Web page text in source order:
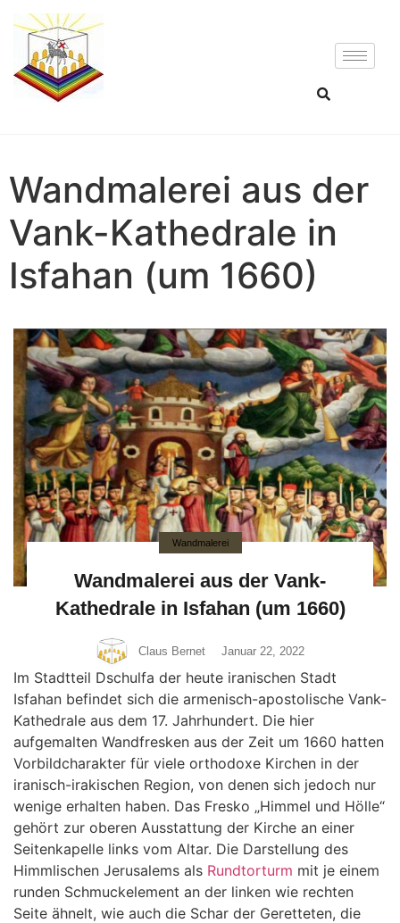
Wandmalerei aus der
Vank-Kathedrale in
Isfahan (um 1660)
Wandmalerei
Wandmalerei aus der Vank-
Kathedrale in Isfahan (um 1660)
Claus Bernet Januar 22, 2022
Im Stadtteil Dschulfa der heute iranischen Stadt
Isfahan befindet sich die armenisch-apostolische Vank-
Kathedrale aus dem 17. Jahrhundert. Die hier
aufgemalten Wandfresken aus der Zeit um 1660 hatten
Vorbildcharakter für viele orthodoxe Kirchen in der
iranisch-irakischen Region, von denen sich jedoch nur
wenige erhalten haben. Das Fresko „Himmel und Hölle“
gehört zur oberen Ausstattung der Kirche an einer
Seitenkapelle links vom Altar. Die Darstellung des
Himmlischen Jerusalems als Rundtorturm mit je einem
runden Schmuckelement an der linken wie rechten
Seite ähnelt, wie auch die Schar der Geretteten, die